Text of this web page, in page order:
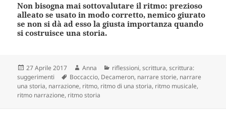
Non bisogna mai sottovalutare il ritmo: prezioso
alleato se usato in modo corretto, nemico giurato
se non si dà ad esso la giusta importanza quando
si costruisce una storia.
Scritto
il
27 Aprile 2017 Autore
Anna Categorie
riflessioni,scrittura,scrittura:
suggerimenti
Tag
Boccaccio, Decameron, narrare storie, narrare
una storia, narrazione, ritmo, ritmo di una storia, ritmo musicale,
ritmo narrazione, ritmo storia